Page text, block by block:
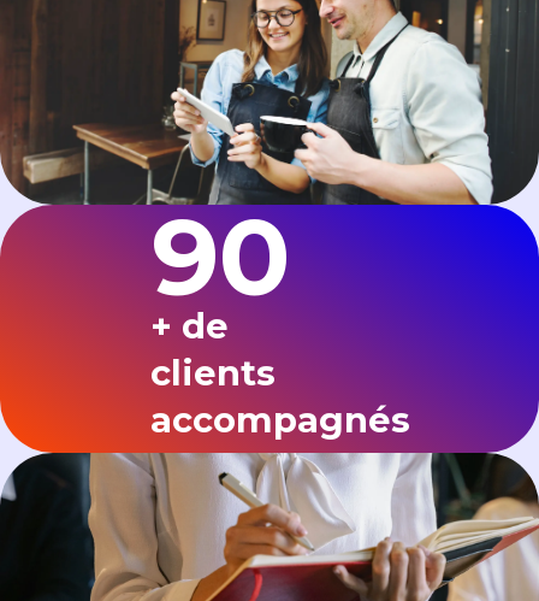
90
+ de
clients
accompagnés